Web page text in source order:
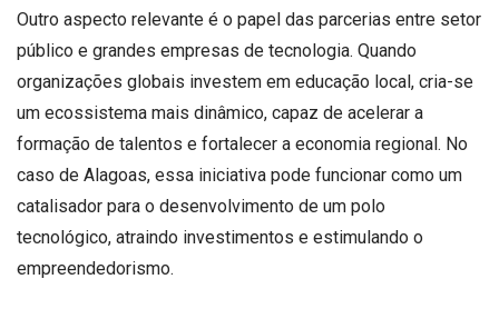
Outro aspecto relevante é o papel das parcerias entre setor
público e grandes empresas de tecnologia. Quando
organizações globais investem em educação local, cria-se
um ecossistema mais dinâmico, capaz de acelerar a
formação de talentos e fortalecer a economia regional. No
caso de Alagoas, essa iniciativa pode funcionar como um
catalisador para o desenvolvimento de um polo
tecnológico, atraindo investimentos e estimulando o
empreendedorismo.